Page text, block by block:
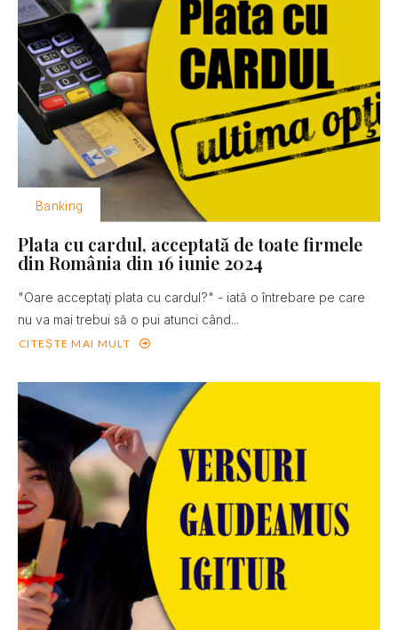
Banking
Plata cu cardul, acceptată de toate firmele
din România din 16 iunie 2024
"Oare acceptaţi plata cu cardul?" - iată o întrebare pe care
nu va mai trebui să o pui atunci când...
CITEȘTE MAI MULT